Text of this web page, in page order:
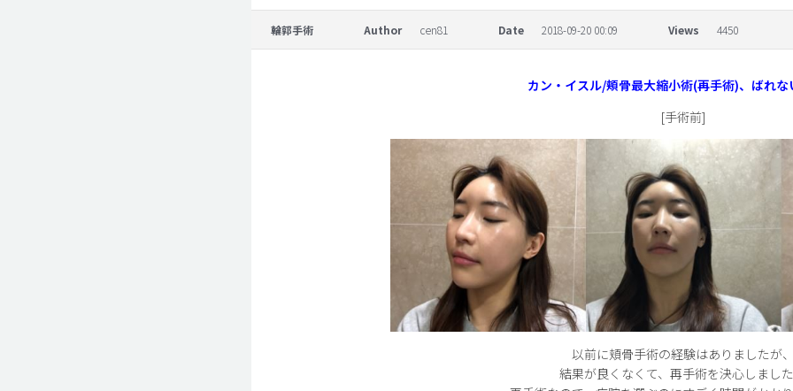
輪郭手術 Author cen81 Date 2018-09-20 00:09 Views 4450
カン・イスル/頬骨最大縮小術(再手術)、ばれな
[手術前]
以前に頬骨手術の経験はありましたが
結果が良くなくて、再手術を決心しまし